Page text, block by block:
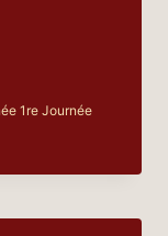
1re Journée